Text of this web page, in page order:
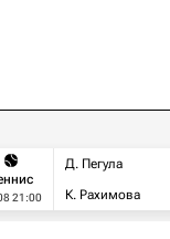
21:00
Д. Пегула
К. Рахимова